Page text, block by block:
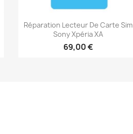
Aperçu rapide
Réparation Lecteur De Carte Sim
Sony Xpéria XA
69,00 €